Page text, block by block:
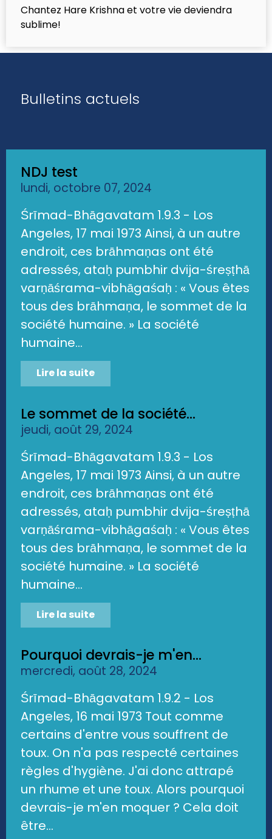
Chantez Hare Krishna et votre vie deviendra
sublime!
Bulletins actuels
NDJ test
lundi, octobre 07, 2024
Śrīmad-Bhāgavatam 1.9.3 - Los
Angeles, 17 mai 1973 Ainsi, à un autre
endroit, ces brāhmaṇas ont été
adressés, ataḥ pumbhir dvija-śreṣṭhā
varṇāśrama-vibhāgaśaḥ : « Vous êtes
tous des brāhmaṇa, le sommet de la
société humaine. » La société
humaine...
Lire la suite
Le sommet de la société...
jeudi, août 29, 2024
Śrīmad-Bhāgavatam 1.9.3 - Los
Angeles, 17 mai 1973 Ainsi, à un autre
endroit, ces brāhmaṇas ont été
adressés, ataḥ pumbhir dvija-śreṣṭhā
varṇāśrama-vibhāgaśaḥ : « Vous êtes
tous des brāhmaṇa, le sommet de la
société humaine. » La société
humaine...
Lire la suite
Pourquoi devrais-je m'en...
mercredi, août 28, 2024
Śrīmad-Bhāgavatam 1.9.2 - Los
Angeles, 16 mai 1973 Tout comme
certains d'entre vous souffrent de
toux. On n'a pas respecté certaines
règles d'hygiène. J'ai donc attrapé
un rhume et une toux. Alors pourquoi
devrais-je m'en moquer ? Cela doit
être...